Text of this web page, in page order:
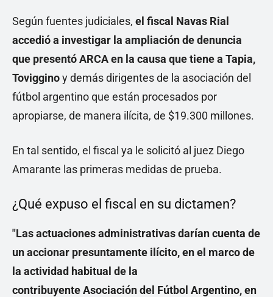
Según fuentes judiciales, el fiscal Navas Rial
accedió a investigar la ampliación de denuncia
que presentó ARCA en la causa que tiene a Tapia,
Tovigginoy demás dirigentes de la asociación del
fútbol argentino que están procesados por
apropiarse, de manera ilícita, de $19.300 millones.
En tal sentido, el fiscal ya le solicitó al juez Diego
Amarante las primeras medidas de prueba.
¿Qué expuso el fiscal en su dictamen?
"Las actuaciones administrativas darían cuenta de
un accionar presuntamente ilícito, en el marco de
la actividad habitual de la
contribuyenteAsociación del Fútbol Argentino, en